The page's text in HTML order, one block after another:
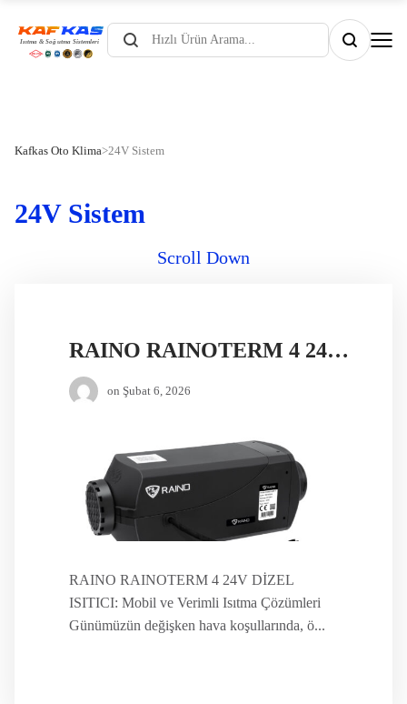
Products
search
Kafkas Oto Klima>24V Sistem
24V Sistem
Scroll Down
RAINO RAINOTERM 4 24V DİZEL ISITICI
on Şubat 6, 2026
RAINO RAINOTERM 4 24V DİZEL
ISITICI: Mobil ve Verimli Isıtma Çözümleri
Günümüzün değişken hava koşullarında, ö...